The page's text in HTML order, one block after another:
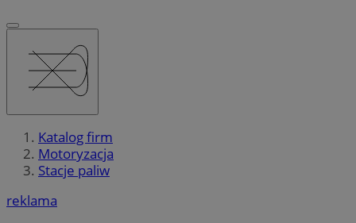
Katalog firm
Motoryzacja
Stacje paliw
reklama